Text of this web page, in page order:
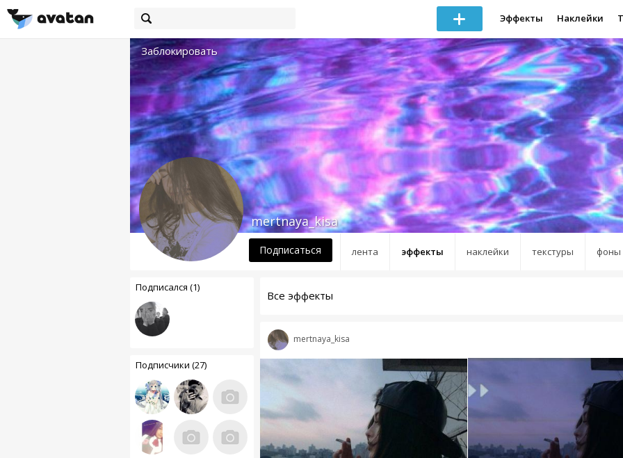
Эффекты Наклейки
Заблокировать
лента эффекты наклейки текстуры фоны
mertnaya_kisa
Подписаться
Подписался (1)
Подписчики (27)
Все эффекты
mertnaya_kisa